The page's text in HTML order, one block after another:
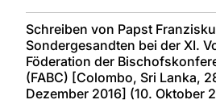
Schreiben von Papst
Sondergesandten bei der XI.
Föderation der
(FABC) [Colombo, Sri Lanka,
Dezember 2016] (10. Oktober